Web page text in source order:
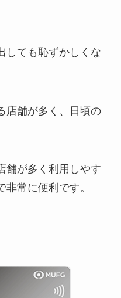
しても恥ずかしくな
店舗が多く、日頃の
舗が多く利用しやす
常に便利です。